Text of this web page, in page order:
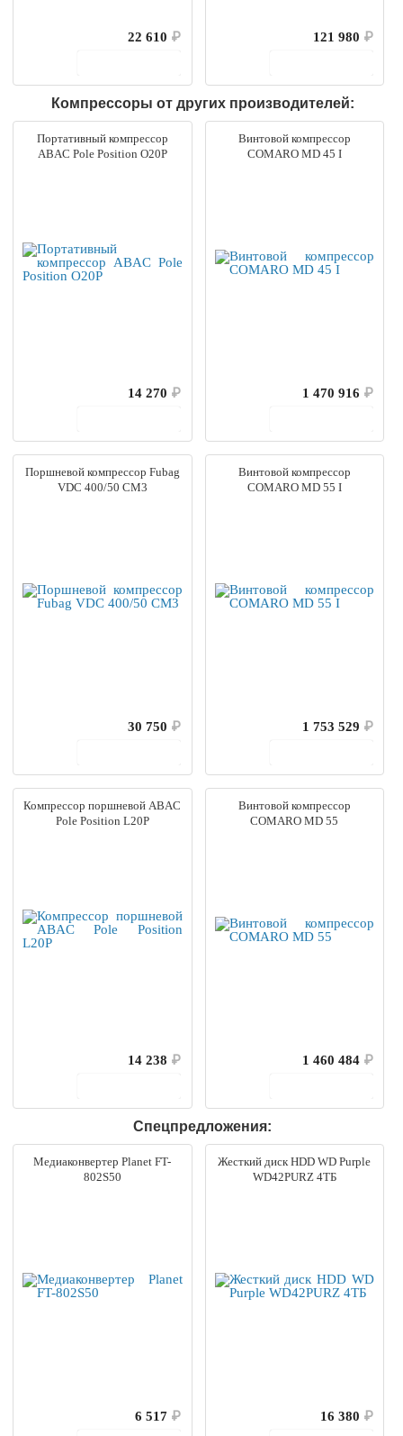
22 610 ₽
121 980 ₽
Компрессоры от других производителей:
Портативный компрессор
ABAC Pole Position O20P
14 270 ₽
Винтовой компрессор
COMARO MD 45 I
1 470 916 ₽
Поршневой компрессор Fubag
VDC 400/50 CM3
30 750 ₽
Винтовой компрессор
COMARO MD 55 I
1 753 529 ₽
Компрессор поршневой ABAC
Pole Position L20P
14 238 ₽
Винтовой компрессор
COMARO MD 55
1 460 484 ₽
Спецпредложения:
Медиаконвертер Planet FT-
802S50
6 517 ₽
Жесткий диск HDD WD Purple
WD42PURZ 4ТБ
16 380 ₽